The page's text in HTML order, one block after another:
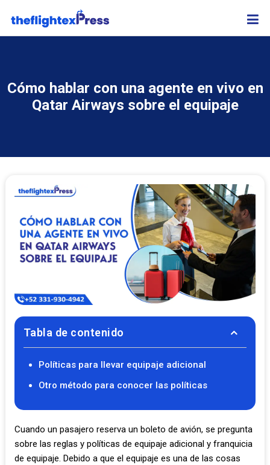
Cómo hablar con una agente en vivo en
Qatar Airways sobre el equipaje
Tabla de contenido
Políticas para llevar equipaje adicional
Otro método para conocer las políticas
Cuando un pasajero reserva un boleto de avión, se pregunta
sobre las reglas y políticas de equipaje adicional y franquicia
de equipaje. Debido a que el equipaje es una de las cosas